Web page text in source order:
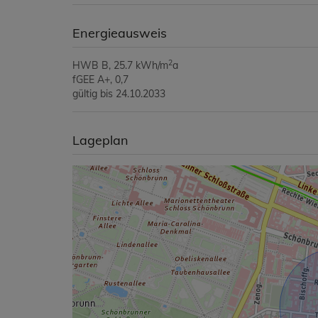
Energieausweis
HWB B, 25.7 kWh/m2a
fGEE A+, 0,7
gültig bis 24.10.2033
Lageplan